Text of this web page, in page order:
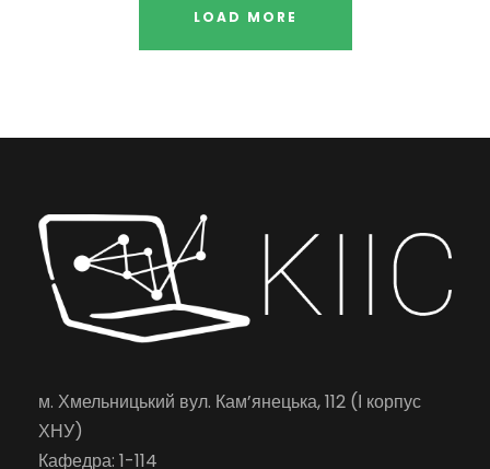
LOAD MORE
м. Хмельницький вул. Кам’янецька, 112 (І корпус
ХНУ)
Кафедра: 1-114